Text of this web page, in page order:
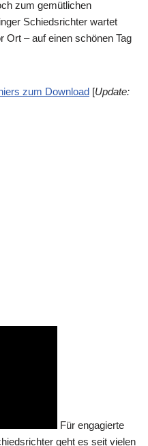
zum gemütlichen
Schiedsrichter wartet
Ort – auf einen schönen Tag
zum Download [Update:
Für engagierte
geht es seit vielen